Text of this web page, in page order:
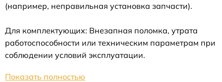
(например, неправильная установка запчасти).
Для комплектующих: Внезапная поломка, утрата
работоспособности или техническим параметрам при
соблюдении условий эксплуатации.
Показать полностью